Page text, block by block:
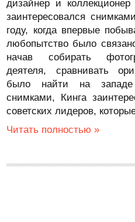
дизайнер и
заинтересовался
году, когда впервые
любопытство было
начав собирать
деятеля, сравнивать
было найти на западе
снимками, Кинга
советских лидеров,
Читать полностью »